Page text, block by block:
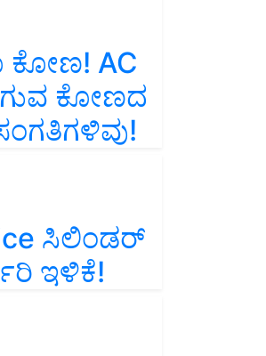
ಕೋಣ! AC
ಕೋಣದ
ಸಿಲಿಂಡರ್‌
ಇಳಿಕೆ!